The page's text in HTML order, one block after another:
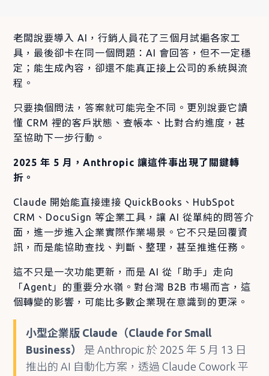
老闆說要導入 AI，行銷人員花了三個月試遍各家工
具，最後卻卡在同一個問題：AI 會回答，但不一定穩
定；能生成內容，卻還不能真正接上公司的系統與流
程。
只要換個問法，答案就可能完全不同。更別說要它讀
懂 CRM 裡的客戶狀態、查帳本、比對合約進度，甚
至協助下一步行動。
2025 年 5 月，Anthropic 讓這件事出現了關鍵轉
折。
Claude 開始能直接連接 QuickBooks、HubSpot
CRM、DocuSign 等企業工具，讓 AI 從單純的問答介
面，進一步進入企業實際作業場景。它不只是回覆資
訊，而是能協助查找、判斷、整理，甚至推進任務。
這不只是一次功能更新，而是 AI 從「助手」走向
「Agent」的重要分水嶺。對台灣 B2B 市場而言，這
個轉變的影響，可能比多數企業現在意識到的更深。
小型企業版 Claude（Claude for Small
Business）
是 Anthropic 於 2025 年 5 月 13 日
推出的 AI 自動化方案，透過 Claude Cowork 平